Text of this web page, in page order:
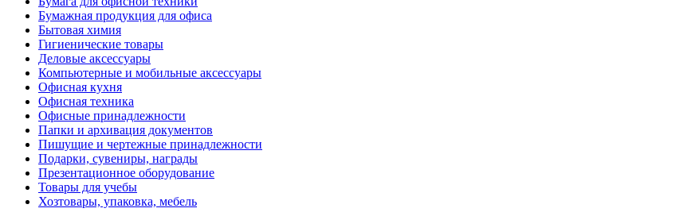
Бумажная продукция для офиса
Бытовая химия
Гигиенические товары
Деловые аксессуары
Компьютерные и мобильные аксессуары
Офисная кухня
Офисная техника
Офисные принадлежности
Папки и архивация документов
Пишущие и чертежные принадлежности
Подарки, сувениры, награды
Презентационное оборудование
Товары для учебы
Хозтовары, упаковка, мебель